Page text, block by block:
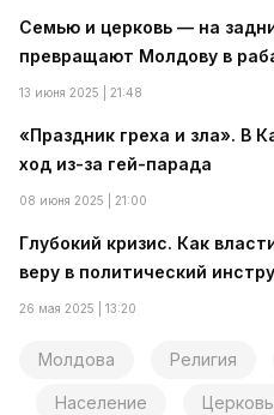
Семью и церковь — на
превращают Молдову в
13 июня 2025 | 21:48
«Праздник греха и зла». В
ход из-за гей-парада
08 июня 2025 | 21:00
Глубокий кризис. Как
веру в политический
26 мая 2025 | 13:20
Молдова Религия
Население Церковь